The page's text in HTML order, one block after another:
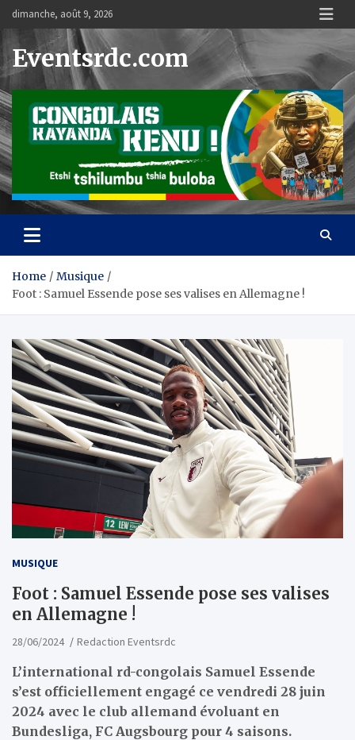
Skip
content
dimanche, août 9, 2026
Eventsrdc.com
Home
Musique
Foot : Samuel Essende pose ses valises en Allemagne !
MUSIQUE
Foot : Samuel Essende pose ses valises
en Allemagne !
28/06/2024 Redaction Eventsrdc
L’international rd-congolais Samuel Essende
s’est officiellement engagé ce vendredi 28 juin
2024 avec le club allemand évoluant en
Bundesliga, FC Augsbourg pour 4 saisons.